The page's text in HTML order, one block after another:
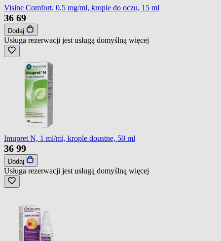
Visine Comfort, 0,5 mg/ml, krople do oczu, 15 ml
36 69
Dodaj
Usługa rezerwacji jest usługą domyślną więcej
Imupret N, 1 ml/ml, krople doustne, 50 ml
36 99
Dodaj
Usługa rezerwacji jest usługą domyślną więcej